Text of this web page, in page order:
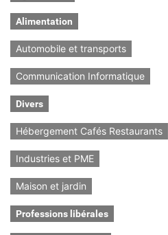
Alimentation
Automobile et transports
Communication Informatique
Divers
Hébergement Cafés Restaurants
Industries et PME
Maison et jardin
Professions libérales